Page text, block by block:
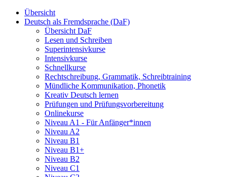
Übersicht
Deutsch als Fremdsprache (DaF)
Übersicht DaF
Lesen und Schreiben
Superintensivkurse
Intensivkurse
Schnellkurse
Rechtschreibung, Grammatik, Schreibtraining
Mündliche Kommunikation, Phonetik
Kreativ Deutsch lernen
Prüfungen und Prüfungsvorbereitung
Onlinekurse
Niveau A1 - Für Anfänger*innen
Niveau A2
Niveau B1
Niveau B1+
Niveau B2
Niveau C1